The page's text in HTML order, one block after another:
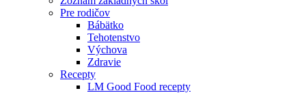
Pre rodičov
Bábätko
Tehotenstvo
Výchova
Zdravie
Recepty
LM Good Food recepty